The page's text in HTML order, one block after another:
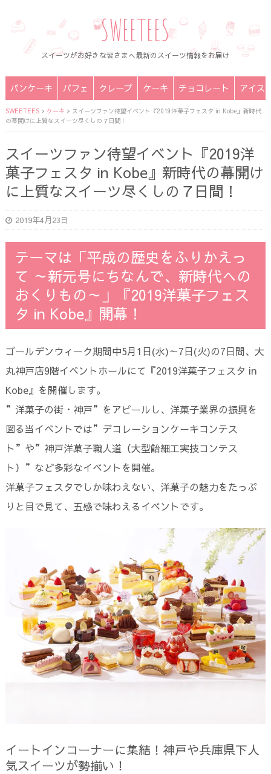
SWEETEES
スイーツがお好きな皆さまへ最新のスイーツ情報をお届け
パンケーキ パフェ クレープ ケーキ チョコレート アイス
SWEETEES> ケーキ > スイーツファン待望イベント『2019洋菓子フェスタ in Kobe』新時代
の幕開けに上質なスイーツ尽くしの７日間！
スイーツファン待望イベント『2019洋
菓子フェスタ in Kobe』新時代の幕開け
に上質なスイーツ尽くしの７日間！
2019年4月23日
テーマは「平成の歴史をふりかえっ
て ～新元号にちなんで、新時代への
おくりもの～」『2019洋菓子フェス
タ in Kobe』開幕！
ゴールデンウィーク期間中5月1日(水)～7日(火)の7日間、大
丸神戸店9階イベントホールにて『2019洋菓子フェスタ in
Kobe』を開催します。
”洋菓子の街・神戸”をアピールし、洋菓子業界の振興を
図る当イベントでは”デコレーションケーキコンテス
ト”や”神戸洋菓子職人道（大型飴細工実技コンテス
ト）”など多彩なイベントを開催。
洋菓子フェスタでしか味わえない、洋菓子の魅力をたっぷ
りと目で見て、五感で味わえるイベントです。
イートインコーナーに集結！神戸や兵庫県下人
気スイーツが勢揃い！